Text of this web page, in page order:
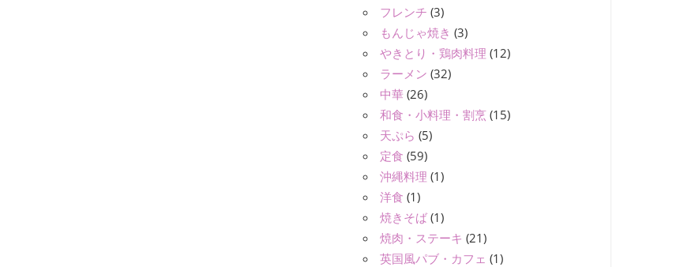
フレンチ (3)
もんじゃ焼き (3)
やきとり・鶏肉料理 (12)
ラーメン (32)
中華 (26)
和食・小料理・割烹 (15)
天ぷら (5)
定食 (59)
沖縄料理 (1)
洋食 (1)
焼きそば (1)
焼肉・ステーキ (21)
英国風パブ・カフェ (1)